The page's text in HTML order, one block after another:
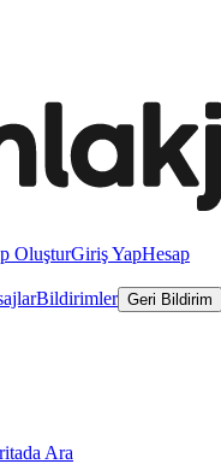
OluşturGiriş YapHesap
Bildirimler Geri Bildirim
Ara